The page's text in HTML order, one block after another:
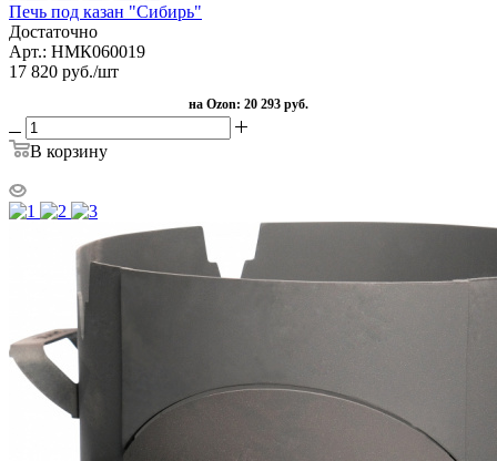
Печь под казан "Сибирь"
Достаточно
Арт.: НМК060019
17 820 руб./шт
на Ozon: 20 293 руб.
В корзину